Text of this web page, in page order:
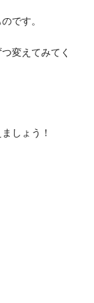
です。
変えてみてく
しょう！